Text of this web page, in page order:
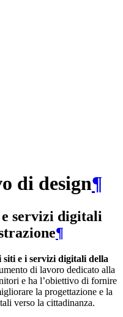
di design¶
servizi digitali
¶
e i servizi digitali della
di lavoro dedicato alla
e ha l’obiettivo di fornire
la progettazione e la
verso la cittadinanza.